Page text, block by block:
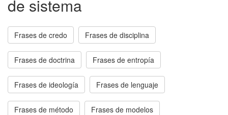
de sistema
Frases de credo Frases de disciplina
Frases de doctrina Frases de entropía
Frases de ideología Frases de lenguaje
Frases de método Frases de modelos